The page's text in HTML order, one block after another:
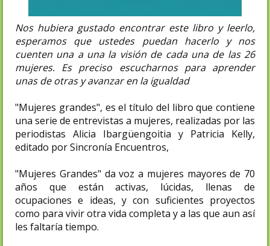
Nos hubiera gustado encontrar este libro y leerlo,
esperamos que ustedes puedan hacerlo y nos
cuenten una a una la visión de cada una de las 26
mujeres. Es preciso escucharnos para aprender
unas de otras y avanzar en la igualdad
"Mujeres grandes", es el título del libro que contiene
una serie de entrevistas a mujeres, realizadas por las
periodistas Alicia Ibargüengoitia y Patricia Kelly,
editado por Sincronía Encuentros,
"Mujeres Grandes" da voz a mujeres mayores de 70
años que están activas, lúcidas, llenas de
ocupaciones e ideas, y con suficientes proyectos
como para vivir otra vida completa y a las que aun así
les faltaría tiempo.